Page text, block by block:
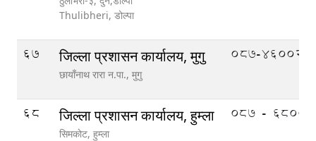
Thulibheri, डोल्पा
67 जिल्ला प्रशासन कार्यालय, मुगु
छायाँनाथ रारा न.पा., मुगु
087-460020
68 जिल्ला प्रशासन कार्यालय, हुम्ला
सिमकाेट, हुम्ला
०८७ -